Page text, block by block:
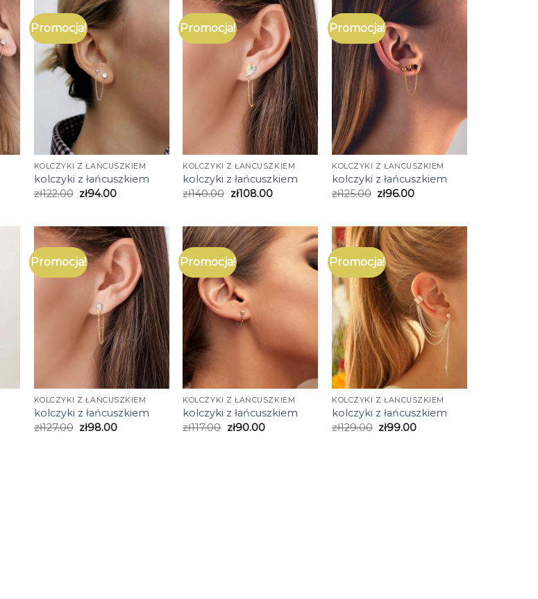
Promocja!
KOLCZYKI Z ŁAŃCUSZKIEM
kolczyki z łańcuszkiem
zł122.00 zł94.00
Promocja!
KOLCZYKI Z ŁAŃCUSZKIEM
kolczyki z łańcuszkiem
zł140.00 zł108.00
Promocja!
KOLCZYKI Z ŁAŃCUSZKIEM
kolczyki z łańcuszkiem
zł125.00 zł96.00
Promocja!
KOLCZYKI Z ŁAŃCUSZKIEM
kolczyki z łańcuszkiem
zł127.00 zł98.00
Promocja!
KOLCZYKI Z ŁAŃCUSZKIEM
kolczyki z łańcuszkiem
zł117.00 zł90.00
Promocja!
KOLCZYKI Z ŁAŃCUSZKIEM
kolczyki z łańcuszkiem
zł129.00 zł99.00